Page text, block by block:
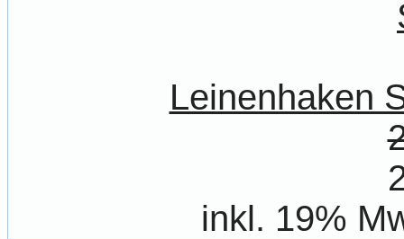
Leinenhaken
inkl. 19%